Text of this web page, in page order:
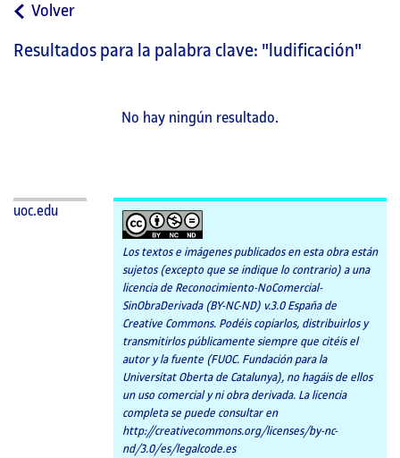
Volvera
página
Resultados para la palabra clave: "ludificación"
No hay ningún resultado.
uoc.edu
Los textos e imágenes publicados en esta obra están
sujetos (excepto que se indique lo contrario) a una
licencia de Reconocimiento-NoComercial-
SinObraDerivada (BY-NC-ND) v.3.0 España de
Creative Commons. Podéis copiarlos, distribuirlos y
transmitirlos públicamente siempre que citéis el
autor y la fuente (FUOC. Fundación para la
Universitat Oberta de Catalunya), no hagáis de ellos
un uso comercial y ni obra derivada. La licencia
completa se puede consultar en
http://creativecommons.org/licenses/by-nc-
nd/3.0/es/legalcode.es